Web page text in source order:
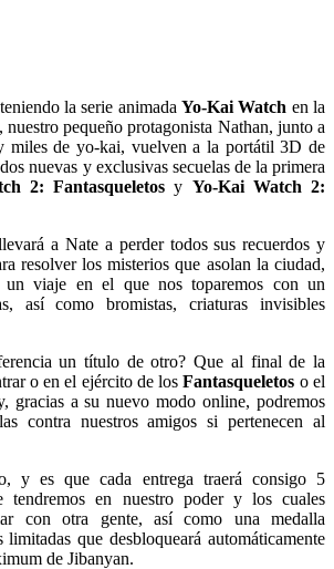
la serie animada Yo-Kai Watch en la
nuestro pequeño protagonista Nathan, junto a
miles de yo-kai, vuelven a la portátil 3D de
nuevas y exclusivas secuelas de la primera
2: Fantasqueletos y Yo-Kai Watch 2:
a Nate a perder todos sus recuerdos y
resolver los misterios que asolan la ciudad,
un viaje en el que nos toparemos con un
así como bromistas, criaturas invisibles
un título de otro? Que al final de la
o en el ejército de losFantasqueletos o el
gracias a su nuevo modo online, podremos
contra nuestros amigos si pertenecen al
y es que cada entrega traerá consigo 5
tendremos en nuestro poder y los cuales
con otra gente, así como una medalla
limitadas que desbloqueará automáticamente
de Jibanyan.